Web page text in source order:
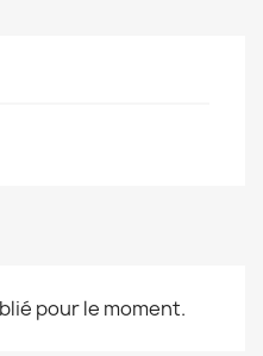
pour le moment.